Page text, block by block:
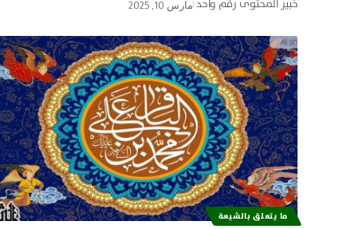
خبير المحتوى رقم واحد مارس 10, 2025
ما يتعلق بالشيعة